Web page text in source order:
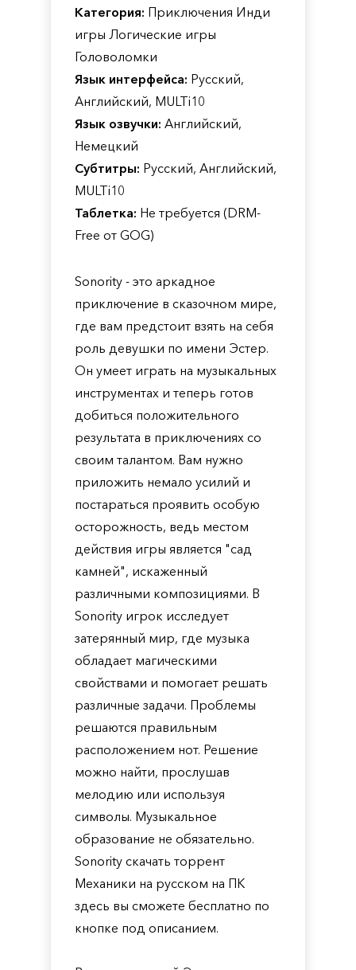
Категория: Приключения Инди
игры Логические игры
Головоломки
Язык интерфейса: Русский,
Английский, MULTi10
Язык озвучки: Английский,
Немецкий
Субтитры: Русский, Английский,
MULTi10
Таблетка: Не требуется (DRM-
Free от GOG)
Sonority - это аркадное
приключение в сказочном мире,
где вам предстоит взять на себя
роль девушки по имени Эстер.
Он умеет играть на музыкальных
инструментах и теперь готов
добиться положительного
результата в приключениях со
своим талантом. Вам нужно
приложить немало усилий и
постараться проявить особую
осторожность, ведь местом
действия игры является "сад
камней", искаженный
различными композициями. В
Sonority игрок исследует
затерянный мир, где музыка
обладает магическими
свойствами и помогает решать
различные задачи. Проблемы
решаются правильным
расположением нот. Решение
можно найти, прослушав
мелодию или используя
символы. Музыкальное
образование не обязательно.
Sonority скачать торрент
Механики на русском на ПК
здесь вы сможете бесплатно по
кнопке под описанием.